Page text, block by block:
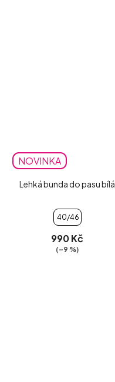
NOVINKA
Lehká bunda do pasu bílá
40/46
990 Kč
(–9 %)